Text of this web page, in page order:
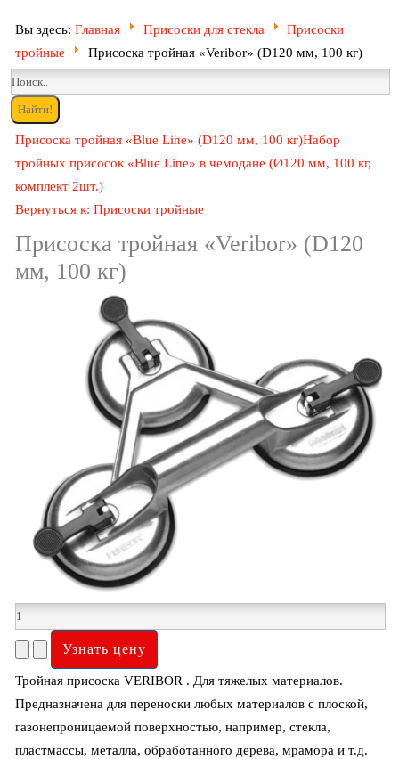
Вы здесь:Главная Присоски для стекла
Присоски
тройные
Присоска тройная «Veribor» (D120 мм, 100 кг)
Присоска тройная «Blue Line» (D120 мм, 100 кг)Набор
тройных присосок «Blue Line» в чемодане (Ø120 мм, 100 кг,
комплект 2шт.)
Вернуться к: Присоски тройные
Присоска тройная «Veribor» (D120
мм, 100 кг)
Тройная присоска VERIBOR . Для тяжелых материалов.
Предназначена для переноски любых материалов с плоской,
газонепроницаемой поверхностью, например, стекла,
пластмассы, металла, обработанного дерева, мрамора и т.д.